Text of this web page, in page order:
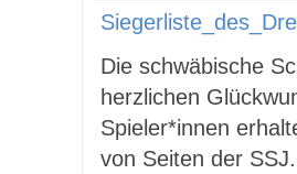
Die schwäbische
herzlichen
Spieler*innen
von Seiten der SSJ.